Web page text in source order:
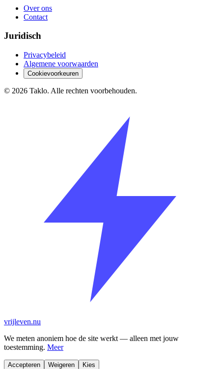
Over ons
Contact
Juridisch
Privacybeleid
Algemene voorwaarden
Cookievoorkeuren
© 2026 Taklo. Alle rechten voorbehouden.
vrijleven.nu
We meten anoniem hoe de site werkt — alleen met jouw
toestemming. Meer
Accepteren Weigeren Kies